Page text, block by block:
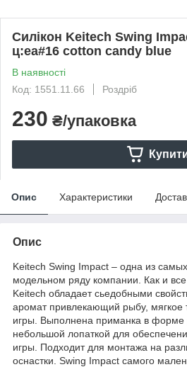
Силікон Keitech Swing
ц:ea#16 cotton candy blue
В наявності
Код: 1551.11.66
Роздріб
230 ₴/упаковка
Опис Характеристики
Опис
Keitech Swing Impact – одна из
модельном ряду компании. Как и
Keitech обладает сьедобными
аромат привлекающий рыбу, мягкое
игры. Выполнена приманка в форме
небольшой лопаткой для
игры. Подходит для монтажа на
оснастки. Swing Impact самого